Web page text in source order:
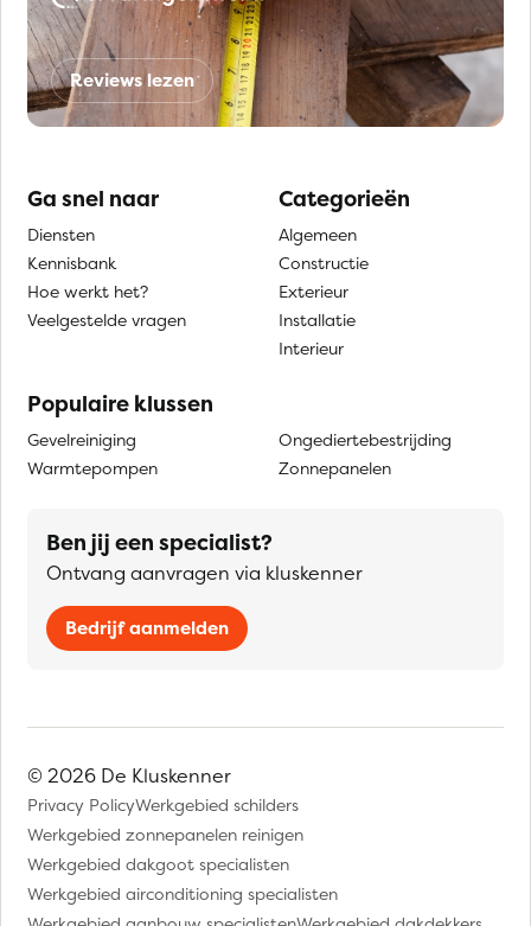
Reviews lezen
Ga snel naar
Diensten
Kennisbank
Hoe werkt het?
Veelgestelde vragen
Categorieën
Algemeen
Constructie
Exterieur
Installatie
Interieur
Populaire klussen
Gevelreiniging
Warmtepompen
Ongediertebestrijding
Zonnepanelen
Ben jij een specialist?
Ontvang aanvragen via kluskenner
Bedrijf aanmelden
© 2026 De Kluskenner
Privacy PolicyWerkgebied schilders
Werkgebied zonnepanelen reinigen
Werkgebied dakgoot specialisten
Werkgebied airconditioning specialisten